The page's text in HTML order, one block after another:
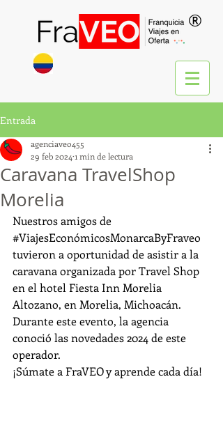
®
Entrada
Caravana TravelShop
Morelia
agenciaveo455
29 feb 2024 1 min de lectura
Nuestros amigos de
#ViajesEconómicosMonarcaByFraveo
tuvieron a oportunidad de asistir a la
caravana organizada por Travel Shop
en el hotel Fiesta Inn Morelia
Altozano, en Morelia, Michoacán.
Durante este evento, la agencia
conoció las novedades 2024 de este
operador.
¡Súmate a FraVEO y aprende cada día!